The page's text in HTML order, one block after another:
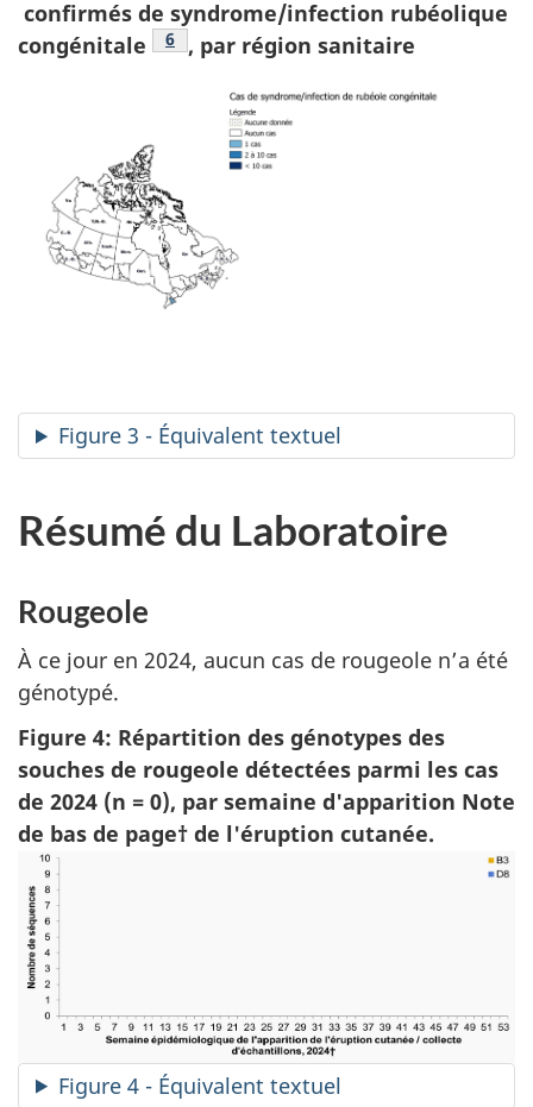
confirmés de syndrome/infection rubéolique
congénitale
Note de bas de page
6 , par région sanitaire
Figure 3 - Équivalent textuel
Résumé du Laboratoire
Rougeole
À ce jour en 2024, aucun cas de rougeole n’a été
génotypé.
Figure 4: Répartition des génotypes des
souches de rougeole détectées parmi les cas
de 2024 (n = 0), par semaine d'apparition Note
de bas de page† de l'éruption cutanée.
Figure 4 - Équivalent textuel